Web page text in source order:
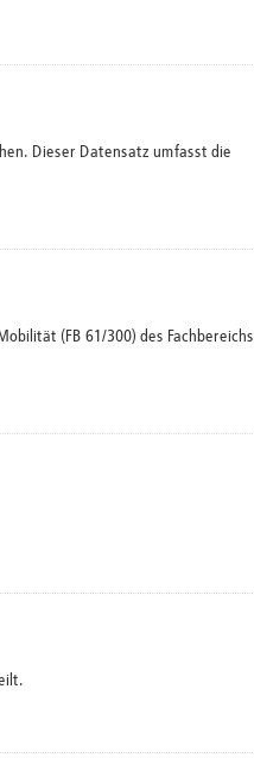
Dieser Datensatz umfasst die
(FB 61/300) des Fachbereichs